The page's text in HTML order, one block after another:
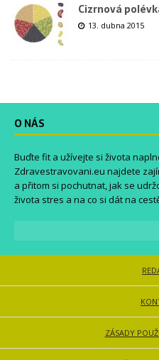
Cizrnová
13. dubna 2015
O NÁS
Buďte fit a užívejte si života
Zdravestravovani.eu najdete
a přitom si pochutnat, jak se
života stres a na co si dát na
ZÁSADY